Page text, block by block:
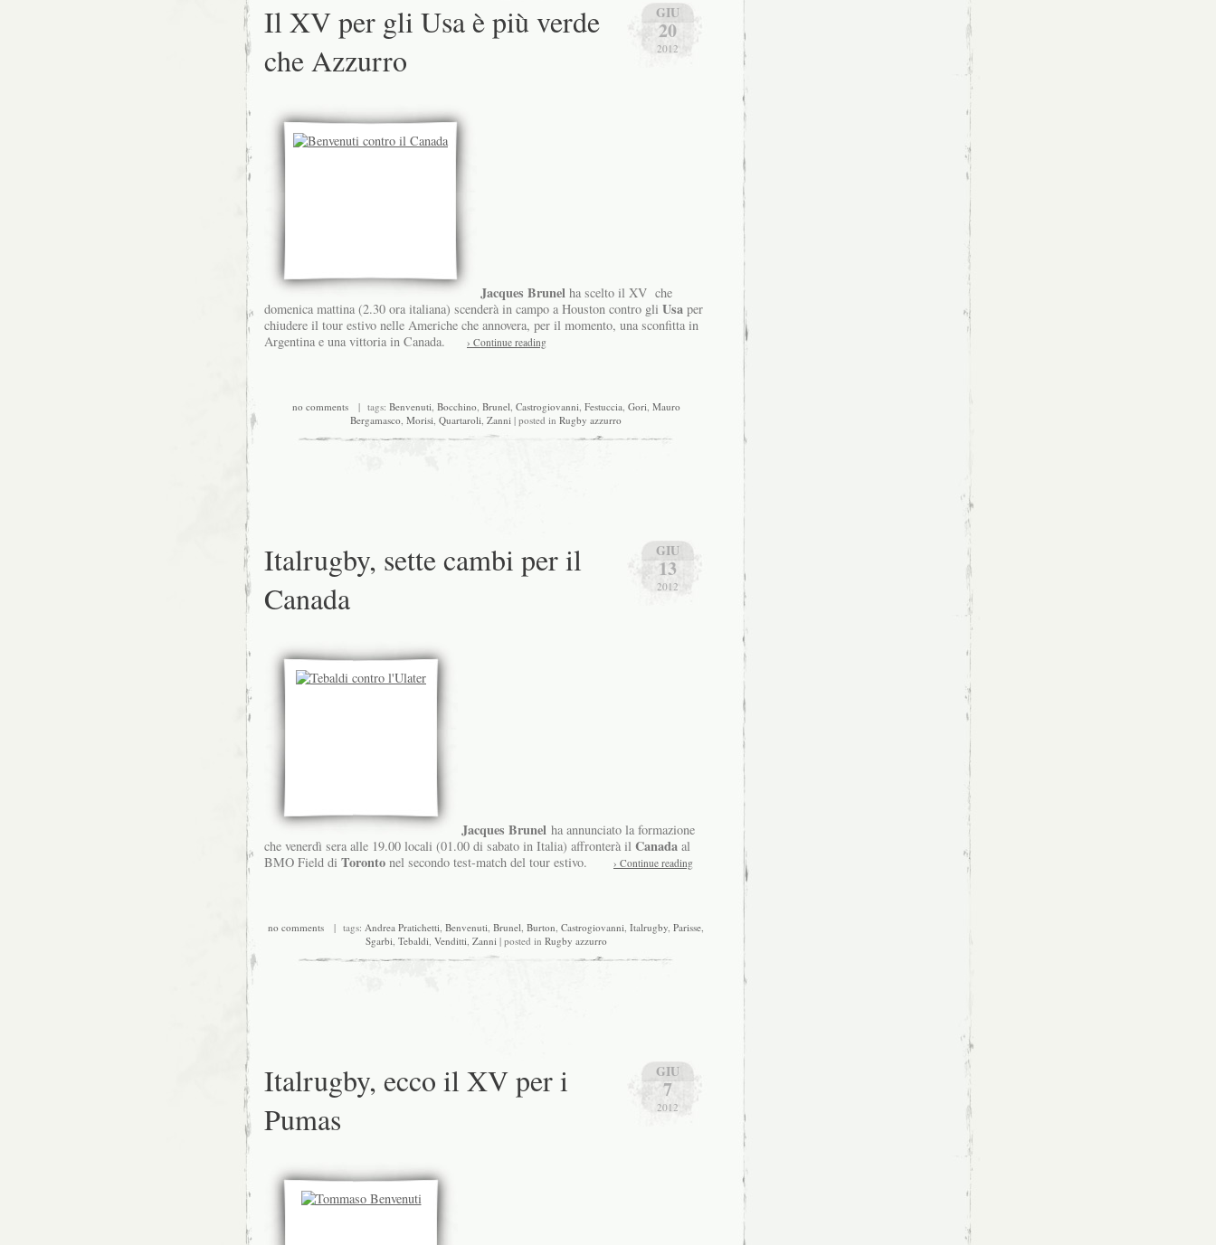
GIU
20
2012
Il XV per gli Usa è più verde
che Azzurro
Jacques Brunel ha scelto il XV che
domenica mattina (2.30 ora italiana) scenderà in campo a Houston contro gli Usa per
chiudere il tour estivo nelle Americhe che annovera, per il momento, una sconfitta in
Argentina e una vittoria in Canada.
› Continue reading
no comments| tags: Benvenuti, Bocchino, Brunel, Castrogiovanni, Festuccia, Gori, Mauro
Bergamasco, Morisi, Quartaroli, Zanni | posted in Rugby azzurro
GIU
13
2012
Italrugby, sette cambi per il
Canada
Jacques Brunel ha annunciato la formazione
che venerdì sera alle 19.00 locali (01.00 di sabato in Italia) affronterà il Canada al
BMO Field di Toronto nel secondo test-match del tour estivo. › Continue reading
no comments | tags: Andrea Pratichetti, Benvenuti, Brunel, Burton, Castrogiovanni, Italrugby, Parisse,
Sgarbi, Tebaldi, Venditti, Zanni| posted in Rugby azzurro
GIU
7
2012
Italrugby, ecco il XV per i
Pumas